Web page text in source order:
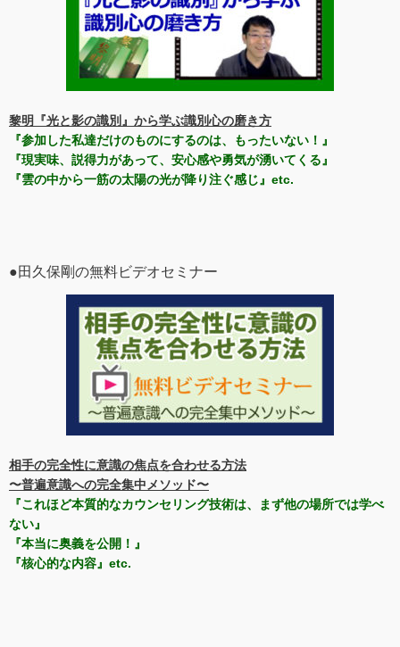
黎明『光と影の識別』から学ぶ識別心の磨き方
『参加した私達だけのものにするのは、もったいない！』
『現実味、説得力があって、安心感や勇気が湧いてくる』
『雲の中から一筋の太陽の光が降り注ぐ感じ』etc.
●田久保剛の無料ビデオセミナー
相手の完全性に意識の焦点を合わせる方法
〜普遍意識への完全集中メソッド〜
『これほど本質的なカウンセリング技術は、まず他の場所では学べ
ない』
『本当に奥義を公開！』
『核心的な内容』etc.